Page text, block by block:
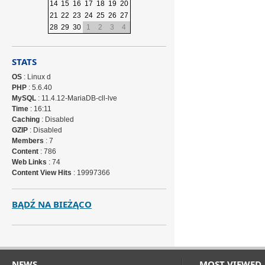
14 15 16 17 18 19 20
21 22 23 24 25 26 27
28 29 30 1 2 3 4
STATS
OS : Linux d
PHP : 5.6.40
MySQL : 11.4.12-MariaDB-cll-lve
Time : 16:11
Caching : Disabled
GZIP : Disabled
Members : 7
Content : 786
Web Links : 74
Content View Hits : 19997366
BĄDŹ NA BIEŻĄCO